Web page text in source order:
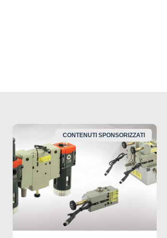
CONTENUTI SPONSORIZZATI